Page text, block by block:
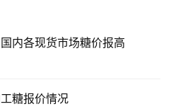
内各现货市场糖价报高
糖报价情况